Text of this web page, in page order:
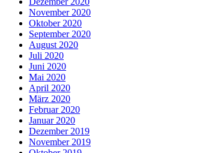
November 2020
Oktober 2020
September 2020
August 2020
Juli 2020
Juni 2020
Mai 2020
April 2020
März 2020
Februar 2020
Januar 2020
Dezember 2019
November 2019